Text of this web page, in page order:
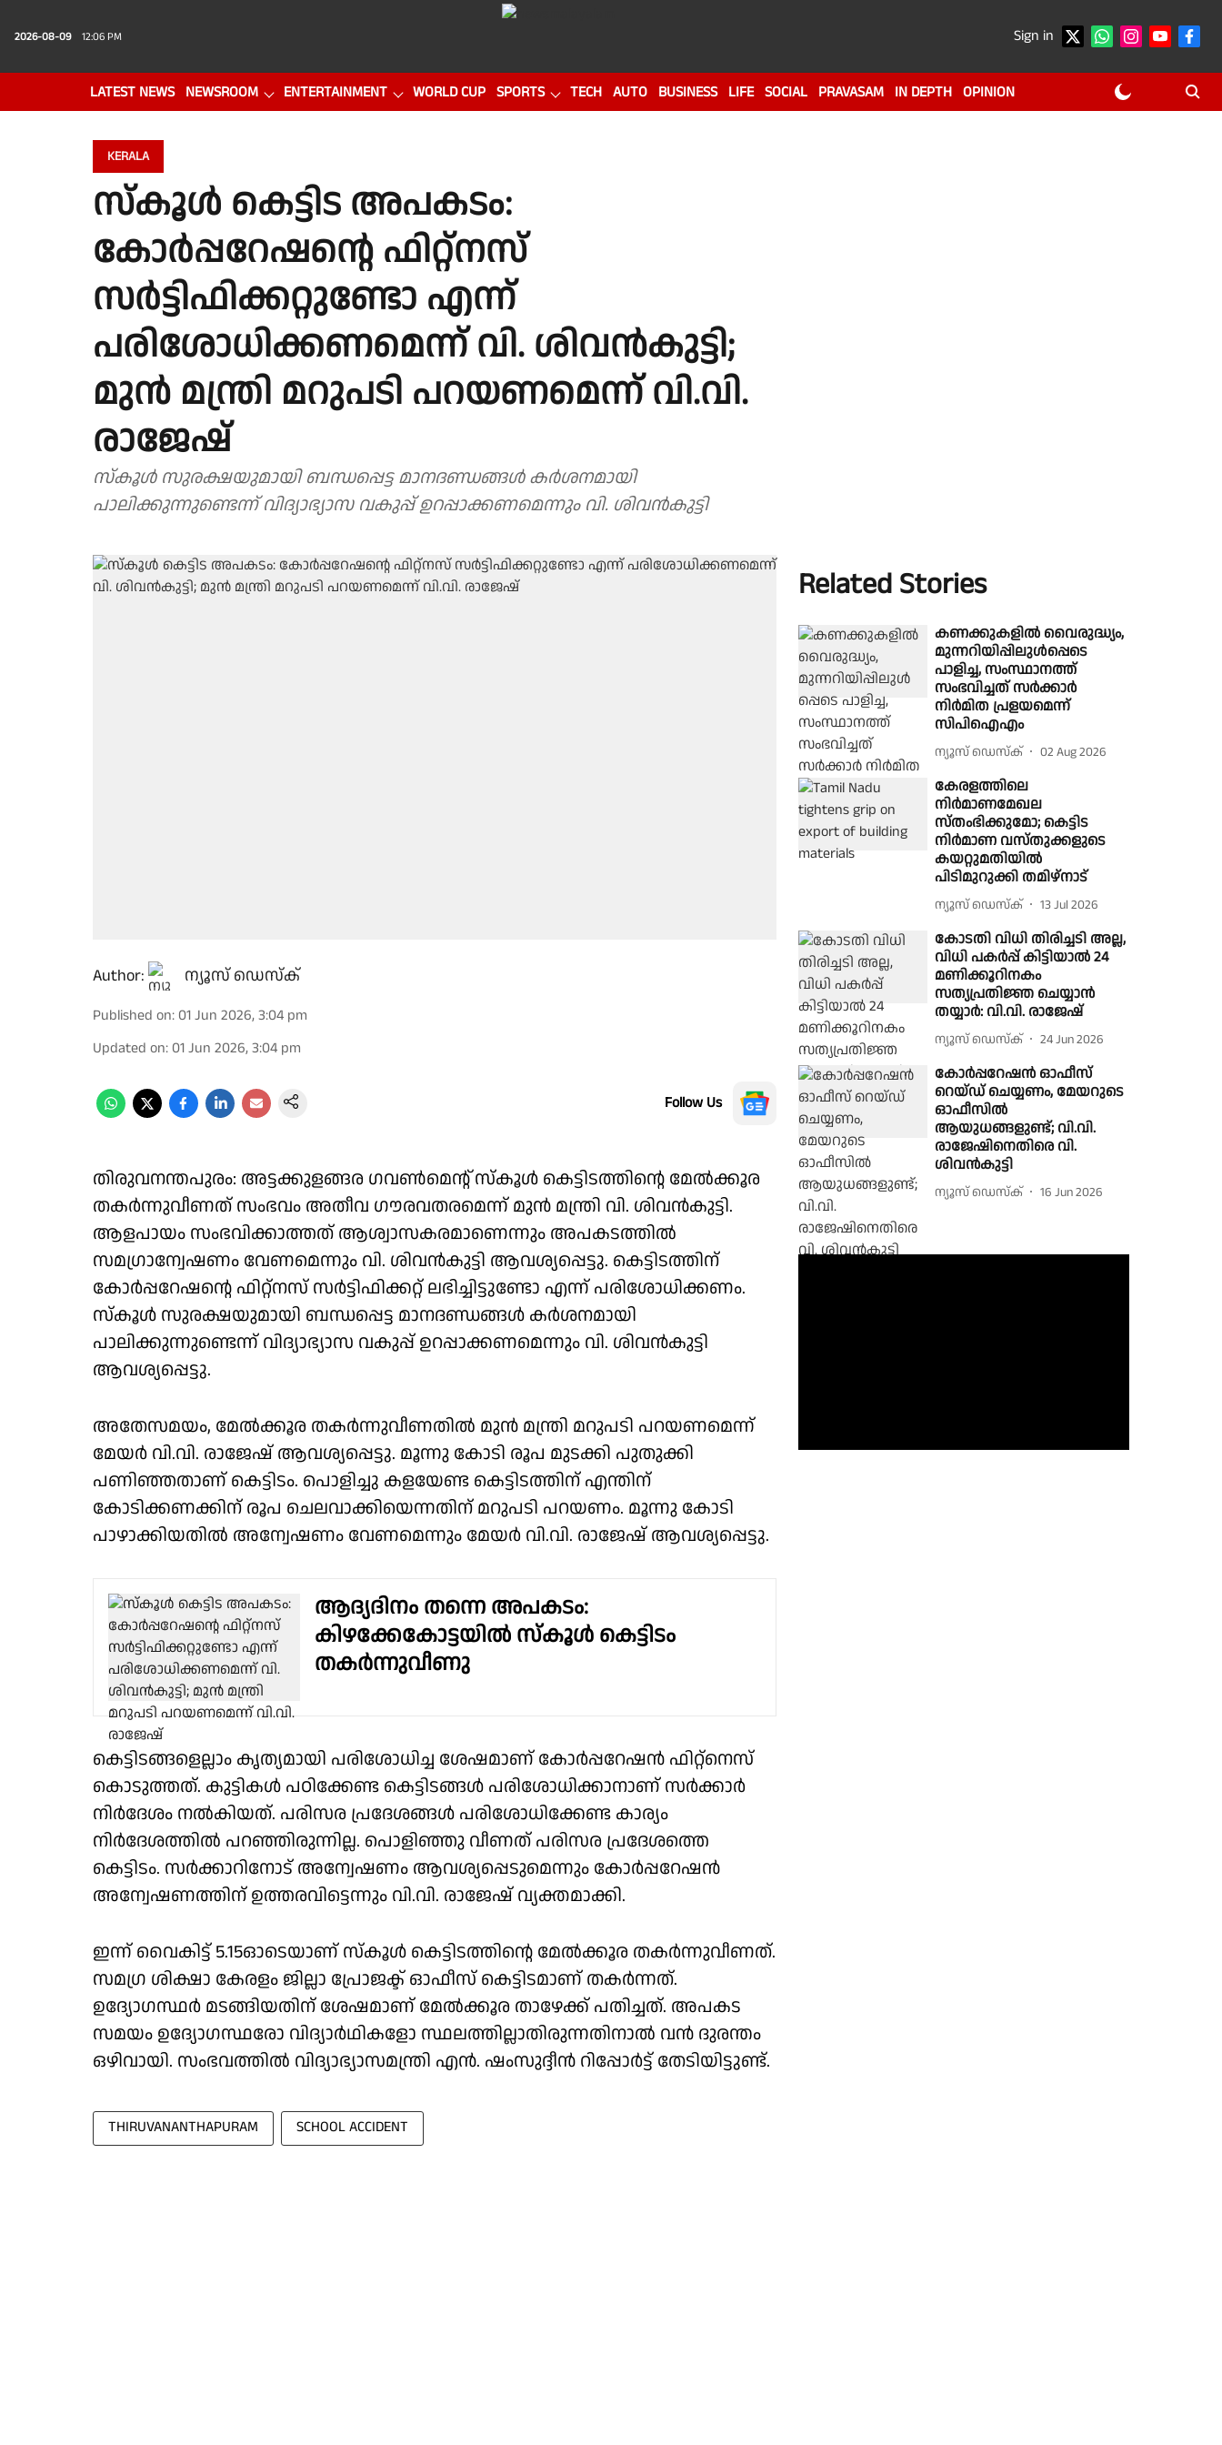
2026-08-09 12:06 PM Sign in
LATEST NEWS NEWSROOM ENTERTAINMENT WORLD CUP SPORTS TECH AUTO BUSINESS LIFE SOCIAL PRAVASAM IN DEPTH OPINION
KERALA
സ്കൂൾ കെട്ടിട അപകടം:
കോർപ്പറേഷന്റെ ഫിറ്റ്നസ്
സർട്ടിഫിക്കറ്റുണ്ടോ എന്ന്
പരിശോധിക്കണമെന്ന് വി. ശിവൻകുട്ടി;
മുൻ മന്ത്രി മറുപടി പറയണമെന്ന് വി.വി.
രാജേഷ്
സ്കൂൾ സുരക്ഷയുമായി ബന്ധപ്പെട്ട മാനദണ്ഡങ്ങൾ കർശനമായി
പാലിക്കുന്നുണ്ടെന്ന് വിദ്യാഭ്യാസ വകുപ്പ് ഉറപ്പാക്കണമെന്നും വി. ശിവൻകുട്ടി
Author: ന്യൂസ് ഡെസ്ക്
Published on: 01 Jun 2026, 3:04 pm
Updated on: 01 Jun 2026, 3:04 pm
Follow Us
തിരുവനന്തപുരം: അട്ടക്കുളങ്ങര ഗവൺമെൻ്റ് സ്കൂൾ കെട്ടിടത്തിന്റെ മേൽക്കൂര
തകർന്നുവീണത് സംഭവം അതീവ ഗൗരവതരമെന്ന് മുൻ മന്ത്രി വി. ശിവൻകുട്ടി.
ആളപായം സംഭവിക്കാത്തത് ആശ്വാസകരമാണെന്നും അപകടത്തിൽ
സമഗ്രാന്വേഷണം വേണമെന്നും വി. ശിവൻകുട്ടി ആവശ്യപ്പെട്ടു. കെട്ടിടത്തിന്
കോർപ്പറേഷന്റെ ഫിറ്റ്നസ് സർട്ടിഫിക്കറ്റ് ലഭിച്ചിട്ടുണ്ടോ എന്ന് പരിശോധിക്കണം.
സ്കൂൾ സുരക്ഷയുമായി ബന്ധപ്പെട്ട മാനദണ്ഡങ്ങൾ കർശനമായി
പാലിക്കുന്നുണ്ടെന്ന് വിദ്യാഭ്യാസ വകുപ്പ് ഉറപ്പാക്കണമെന്നും വി. ശിവൻകുട്ടി
ആവശ്യപ്പെട്ടു.
അതേസമയം, മേൽക്കൂര തകർന്നുവീണതിൽ മുൻ മന്ത്രി മറുപടി പറയണമെന്ന്
മേയർ വി.വി. രാജേഷ് ആവശ്യപ്പെട്ടു. മൂന്നു കോടി രൂപ മുടക്കി പുതുക്കി
പണിഞ്ഞതാണ് കെട്ടിടം. പൊളിച്ചു കളയേണ്ട കെട്ടിടത്തിന് എന്തിന്
കോടിക്കണക്കിന് രൂപ ചെലവാക്കിയെന്നതിന് മറുപടി പറയണം. മൂന്നു കോടി
പാഴാക്കിയതിൽ അന്വേഷണം വേണമെന്നും മേയർ വി.വി. രാജേഷ് ആവശ്യപ്പെട്ടു.
ആദ്യദിനം തന്നെ അപകടം:
കിഴക്കേകോട്ടയിൽ സ്കൂൾ കെട്ടിടം
തകർന്നുവീണു
കെട്ടിടങ്ങളെല്ലാം കൃത്യമായി പരിശോധിച്ച ശേഷമാണ് കോർപ്പറേഷൻ ഫിറ്റ്നെസ്
കൊടുത്തത്. കുട്ടികൾ പഠിക്കേണ്ട കെട്ടിടങ്ങൾ പരിശോധിക്കാനാണ് സർക്കാർ
നിർദേശം നൽകിയത്. പരിസര പ്രദേശങ്ങൾ പരിശോധിക്കേണ്ട കാര്യം
നിർദേശത്തിൽ പറഞ്ഞിരുന്നില്ല. പൊളിഞ്ഞു വീണത് പരിസര പ്രദേശത്തെ
കെട്ടിടം. സർക്കാറിനോട് അന്വേഷണം ആവശ്യപ്പെടുമെന്നും കോർപ്പറേഷൻ
അന്വേഷണത്തിന് ഉത്തരവിട്ടെന്നും വി.വി. രാജേഷ് വ്യക്തമാക്കി.
ഇന്ന് വൈകിട്ട് 5.15ഓടെയാണ് സ്കൂൾ കെട്ടിടത്തിന്റെ മേൽക്കൂര തകർന്നുവീണത്.
സമഗ്ര ശിക്ഷാ കേരളം ജില്ലാ പ്രോജക്ട് ഓഫീസ് കെട്ടിടമാണ് തകർന്നത്.
ഉദ്യോഗസ്ഥർ മടങ്ങിയതിന് ശേഷമാണ് മേൽക്കൂര താഴേക്ക് പതിച്ചത്. അപകട
സമയം ഉദ്യോ​ഗസ്ഥരോ വിദ്യാർഥികളോ സ്ഥലത്തില്ലാതിരുന്നതിനാൽ വൻ ദുരന്തം
ഒഴിവായി. സംഭവത്തിൽ വിദ്യാഭ്യാസമന്ത്രി എൻ. ഷംസുദ്ദീൻ റിപ്പോർട്ട് തേടിയിട്ടുണ്ട്.
THIRUVANANTHAPURAM SCHOOL ACCIDENT
Related Stories
കണക്കുകളിൽ വൈരുദ്ധ്യം,
മുന്നറിയിപ്പിലുൾപ്പെടെ
പാളിച്ച, സംസ്ഥാനത്ത്
സംഭവിച്ചത് സർക്കാർ
നിർമിത പ്രളയമെന്ന്
സിപിഐഎം
ന്യൂസ് ഡെസ്ക് 02 Aug 2026
കേരളത്തിലെ
നിർമാണമേഖല
സ്തംഭിക്കുമോ; കെട്ടിട
നിർമാണ വസ്തുക്കളുടെ
കയറ്റുമതിയിൽ
പിടിമുറുക്കി തമിഴ്നാട്
ന്യൂസ് ഡെസ്ക് 13 Jul 2026
കോടതി വിധി തിരിച്ചടി അല്ല,
വിധി പകർപ്പ് കിട്ടിയാൽ 24
മണിക്കൂറിനകം
സത്യപ്രതിജ്ഞ ചെയ്യാൻ
തയ്യാർ: വി.വി. രാജേഷ്
ന്യൂസ് ഡെസ്ക് 24 Jun 2026
കോർപ്പറേഷൻ ഓഫീസ്
റെയ്ഡ് ചെയ്യണം, മേയറുടെ
ഓഫീസിൽ
ആയുധങ്ങളുണ്ട്; വി.വി.
രാജേഷിനെതിരെ വി.
ശിവൻകുട്ടി
ന്യൂസ് ഡെസ്ക് 16 Jun 2026